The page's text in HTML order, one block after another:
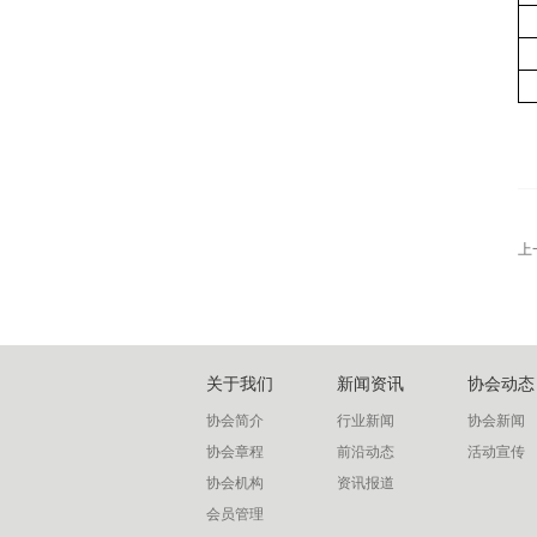
上
关于我们
协会简介
协会章程
协会机构
会员管理
新闻资讯
行业新闻
前沿动态
资讯报道
协会动态
协会新闻
活动宣传